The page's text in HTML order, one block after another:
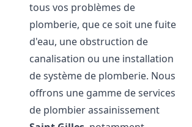
tous vos problèmes de
plomberie, que ce soit une fuite
d'eau, une obstruction de
canalisation ou une installation
de système de plomberie. Nous
offrons une gamme de services
de plombier assainissement